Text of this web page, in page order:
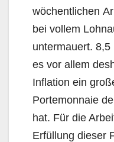
wöchentlichen
bei vollem
untermauert. 8,5
es vor allem
Inflation ein
Portemonnaie
hat. Für die
Erfüllung dieser